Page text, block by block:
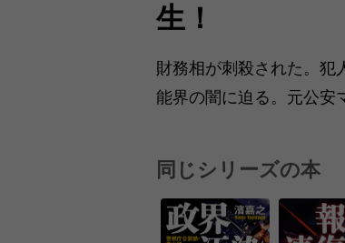
生！
財務相が刺殺された。犯
能界の闇に迫る。元公安
同じシリーズの本